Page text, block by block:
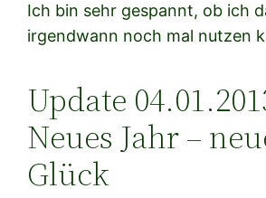
Ich bin sehr gespannt, ob ich
irgendwann noch mal nutzen
Update
Neues Jahr –
Glück